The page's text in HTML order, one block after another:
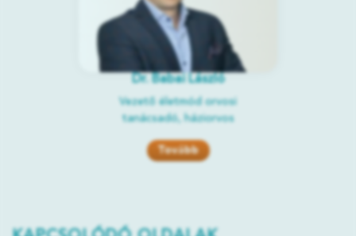
Dr. Babai László
Vezető életmód orvosi
tanácsadó, háziorvos
Tovább